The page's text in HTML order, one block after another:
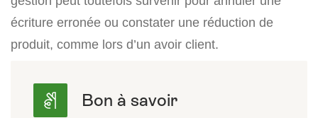
écriture erronée ou constater une réduction de
produit, comme lors d’un avoir client.